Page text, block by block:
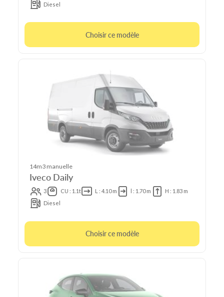
Diesel
Choisir ce modèle
14m3 manuelle
Iveco Daily
3 CU : 1.1t L : 4.10 m l : 1.70 m
H : 1.83 m
Diesel
Choisir ce modèle